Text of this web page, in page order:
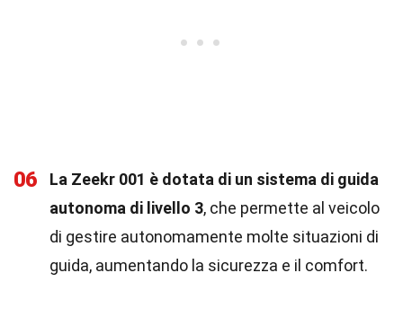
06
La Zeekr 001 è dotata di un sistema di guida
autonoma di livello 3, che permette al veicolo
di gestire autonomamente molte situazioni di
guida, aumentando la sicurezza e il comfort.